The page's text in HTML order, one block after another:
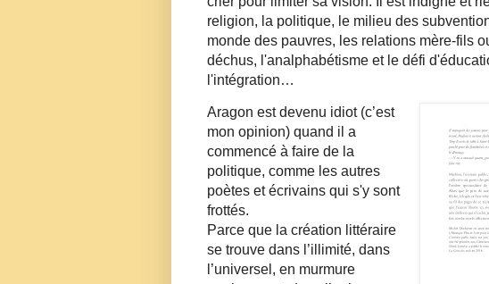
religion, la politique, le milieu des
monde des pauvres, les relations mère-fils
déchus, l'analphabétisme et le défi
l'intégration…
Aragon est devenu idiot (c’est
mon opinion) quand il a
commencé à faire de la
politique, comme les autres
poètes et écrivains qui s'y sont
frottés.
Parce que la création littéraire
se trouve dans l’illimité, dans
l’universel, en murmure